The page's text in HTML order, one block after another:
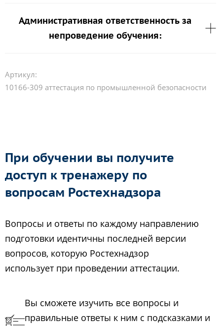
Административная ответственность за
непроведение обучения:
Артикул:
10166-309 аттестация по промышленной безопасности
При обучении вы получите
доступ к тренажеру по
вопросам Ростехнадзора
Вопросы и ответы по каждому направлению
подготовки идентичны последней версии
вопросов, которую Ростехнадзор
использует при проведении аттестации.
Вы сможете изучить все вопросы и
правильные ответы к ним с подсказками и